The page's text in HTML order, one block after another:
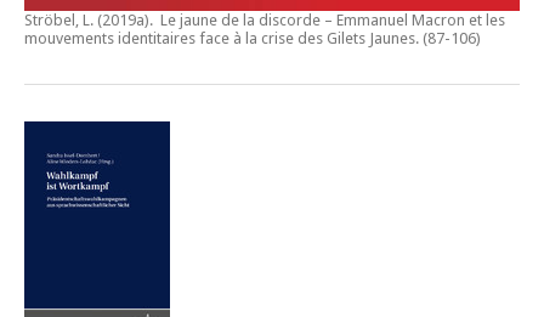
Ströbel, L. (2019a). Le jaune de la discorde – Emmanuel Macron et les
mouvements identitaires face à la crise des Gilets Jaunes. (87-106)